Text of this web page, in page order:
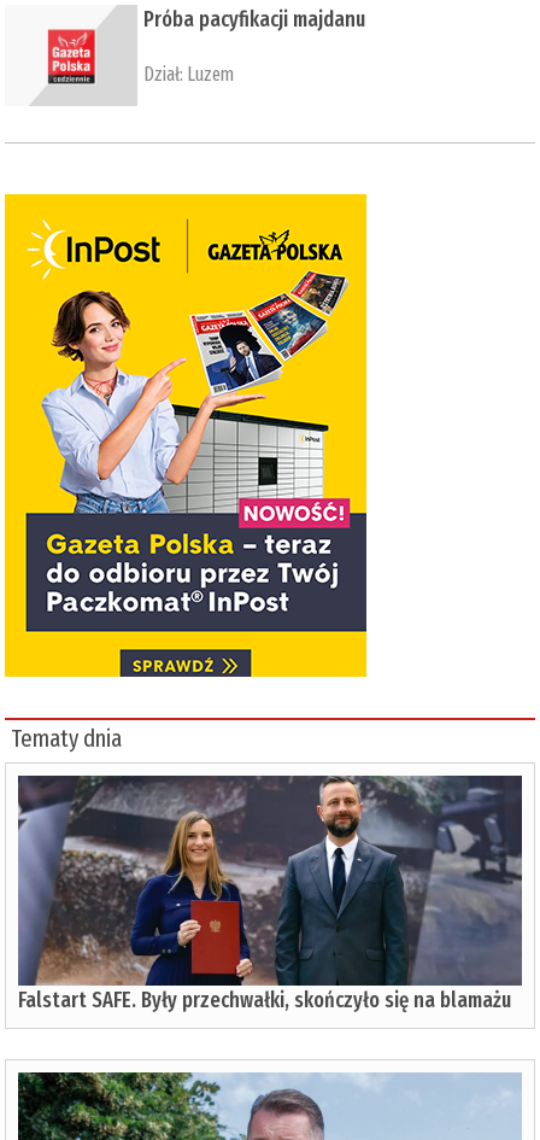
Próba pacyfikacji majdanu
Dział: Luzem
Tematy dnia
Falstart SAFE. Były przechwałki, skończyło się na blamażu